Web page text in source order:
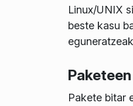
Linux/UNIX
beste kasu
Pakete bitar